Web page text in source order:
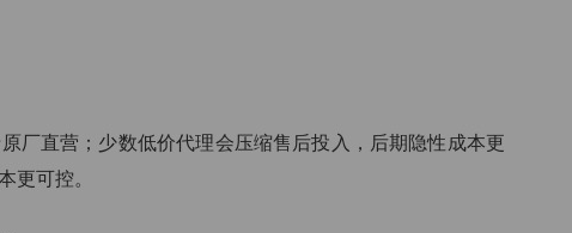
直营；少数低价代理会压缩售后投入，后期隐性成本更
更可控。